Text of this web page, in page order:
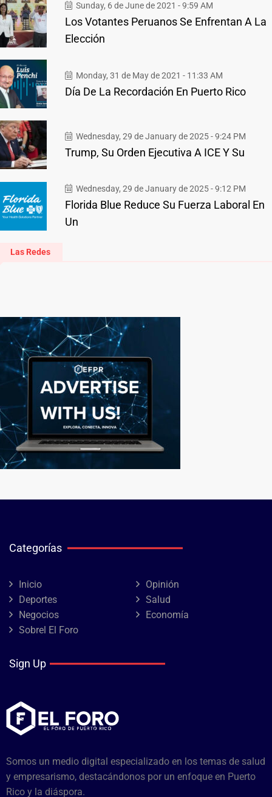
Sunday, 6 de June de 2021 - 9:59 AM
Los Votantes Peruanos Se Enfrentan A La
Elección
Monday, 31 de May de 2021 - 11:33 AM
Día De La Recordación En Puerto Rico
Wednesday, 29 de January de 2025 - 9:24 PM
Trump, Su Orden Ejecutiva A ICE Y Su
Wednesday, 29 de January de 2025 - 9:12 PM
Florida Blue Reduce Su Fuerza Laboral En
Un
Las Redes
Categorías
Inicio
Opinión
Deportes
Salud
Negocios
Economía
Sobrel El Foro
Sign Up
Somos un medio digital especializado en los temas de salud
y empresarismo, destacándonos por un enfoque en Puerto
Rico y la diáspora.